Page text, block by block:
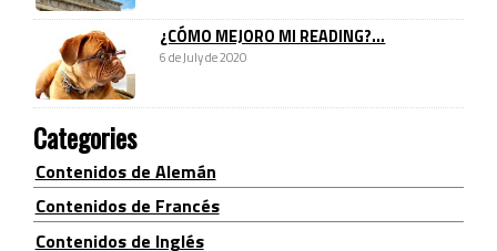
¿CÓMO MEJORO MI READING?...
6 de July de 2020
Categories
Contenidos de Alemán
Contenidos de Francés
Contenidos de Inglés